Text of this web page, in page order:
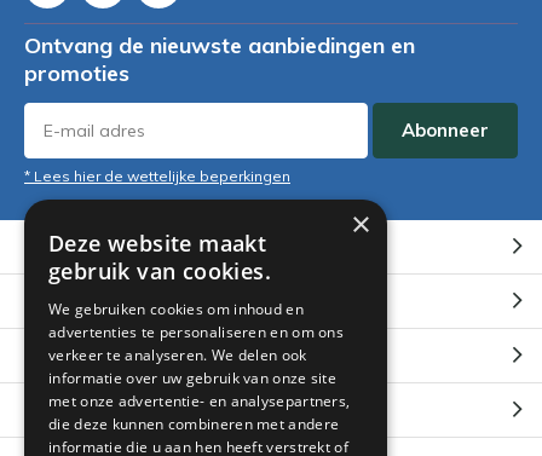
Ontvang de nieuwste aanbiedingen en
promoties
Abonneer
* Lees hier de wettelijke beperkingen
Klantenservice
Mijn account
Categorieën
Contact
×
Deze website maakt
gebruik van cookies.
We gebruiken cookies om inhoud en
advertenties te personaliseren en om ons
verkeer te analyseren. We delen ook
informatie over uw gebruik van onze site
met onze advertentie- en analysepartners,
die deze kunnen combineren met andere
informatie die u aan hen heeft verstrekt of